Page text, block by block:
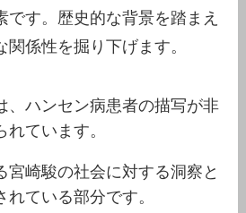
です。歴史的な背景を踏まえ
係性を掘り下げます。
、ハンセン病患者の描写が非
ています。
宮崎駿の社会に対する洞察と
ている部分です。